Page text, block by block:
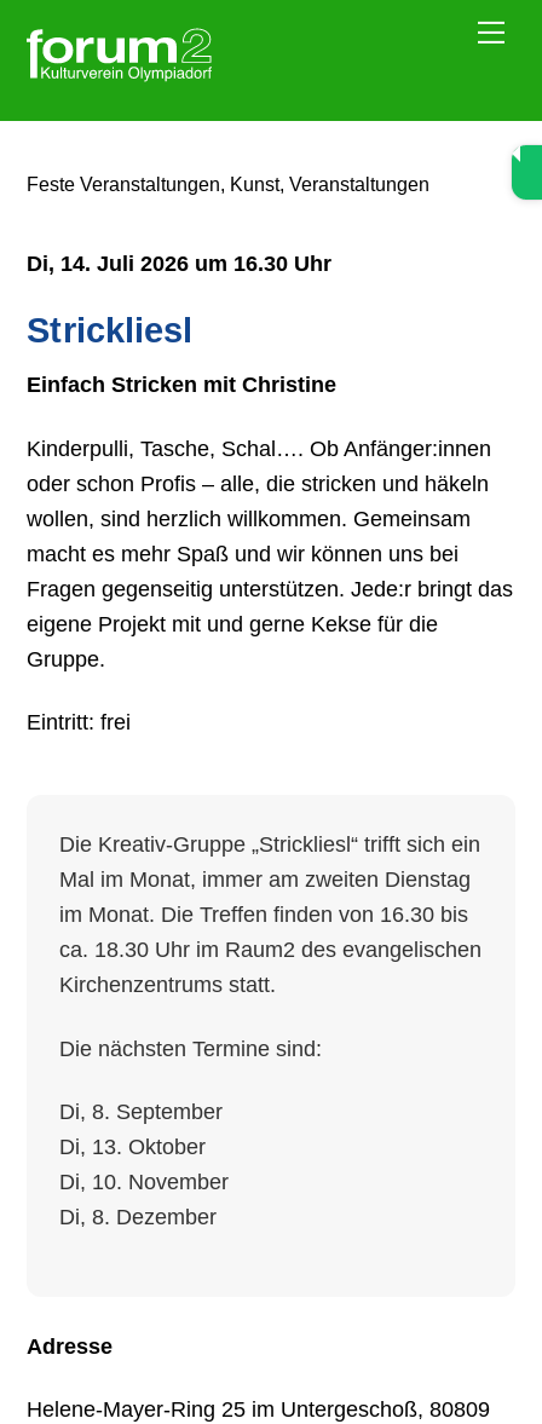
content
Feste Veranstaltungen, Kunst,Veranstaltungen
Di, 14. Juli 2026 um 16.30 Uhr
Strickliesl
Einfach Stricken mit Christine
Kinderpulli, Tasche, Schal…. Ob Anfänger:innen
oder schon Profis – alle, die stricken und häkeln
wollen, sind herzlich willkommen. Gemeinsam
macht es mehr Spaß und wir können uns bei
Fragen gegenseitig unterstützen. Jede:r bringt das
eigene Projekt mit und gerne Kekse für die
Gruppe.
Eintritt: frei
Die Kreativ-Gruppe „Strickliesl“ trifft sich ein
Mal im Monat, immer am zweiten Dienstag
im Monat. Die Treffen finden von 16.30 bis
ca. 18.30 Uhr im Raum2 des evangelischen
Kirchenzentrums statt.
Die nächsten Termine sind:
Di, 8. September
Di, 13. Oktober
Di, 10. November
Di, 8. Dezember
Adresse
Helene-Mayer-Ring 25 im Untergeschoß, 80809